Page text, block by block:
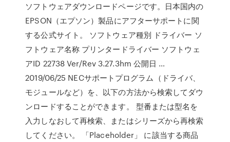
ソフトウェアダウンロードページです。日本国内の
EPSON（エプソン）製品にアフターサポートに関
する公式サイト。 ソフトウェア種別 ドライバー ソ
フトウェア名称 プリンタードライバー ソフトウェ
アID 22738 Ver/Rev 3.27.3hm 公開日 …
2019/06/25 NECサポートプログラム（ドライバ、
モジュールなど）を、以下の方法から検索してダウ
ンロードすることができます。 型番または型名を
入力しなおして再検索、またはシリーズから再検索
してください。 「Placeholder」 に該当する商品